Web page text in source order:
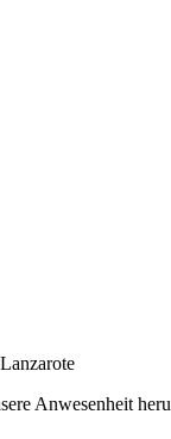
Anwesenheit